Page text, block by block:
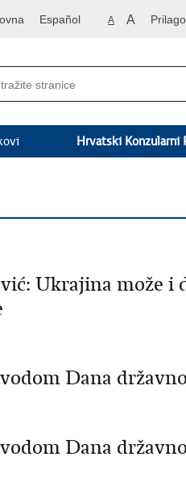
Español A A
Hrvatski Konzularni
Ukrajina može i
Dana
Dana